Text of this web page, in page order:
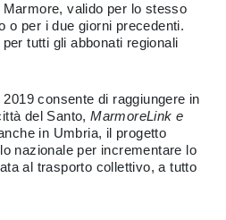
valido per lo stesso
o per i due giorni precedenti.
tutti gli abbonati regionali
2019 consente di raggiungere in
del Santo,MarmoreLink e
in Umbria, il progetto
nazionale per incrementare lo
al trasporto collettivo, a tutto